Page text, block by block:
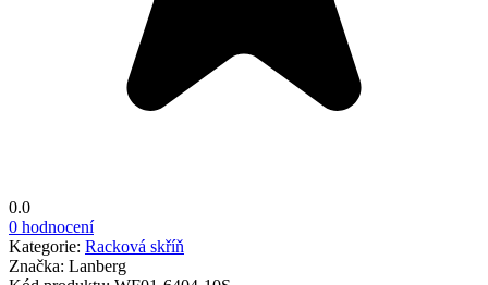
0.0
0 hodnocení
Kategorie: Racková skříň
Značka: Lanberg